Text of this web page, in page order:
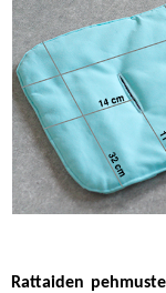
Rattaiden pehmuste